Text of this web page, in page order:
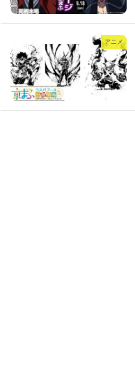
アニメ